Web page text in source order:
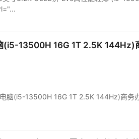
(i5-13500H 16G 1T 2.5K 144Hz)
脑(i5-13500H 16G 1T 2.5K 144Hz)商